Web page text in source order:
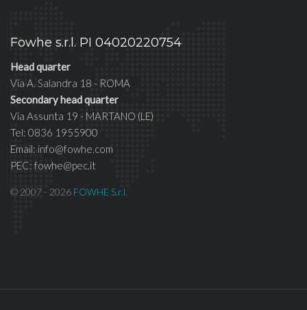
Fowhe s.r.l. PI 04020220754
Head quarter
Via A. Salandra 18 - ROMA
Secondary head quarter
Via Assunta 19 - MARTANO (LE)
Tel: 0836 1955900
Email: info@fowhe.com
PEC: fowhe@pec.it
© 2007 - 2026 FOWHE S.r.l.